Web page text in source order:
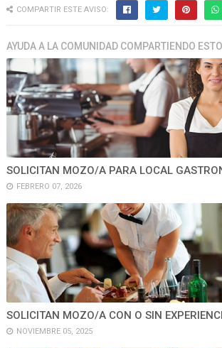
COMPARTIR ESTE AVISO:
AYUDA A LA COMUNIDAD COMPARTIENDO
SOLICITAN MOZO/A PARA LOCAL
FEBRERO 07, 2026
SOLICITAN MOZO/A CON O SIN
NOVIEMBRE 05, 2025